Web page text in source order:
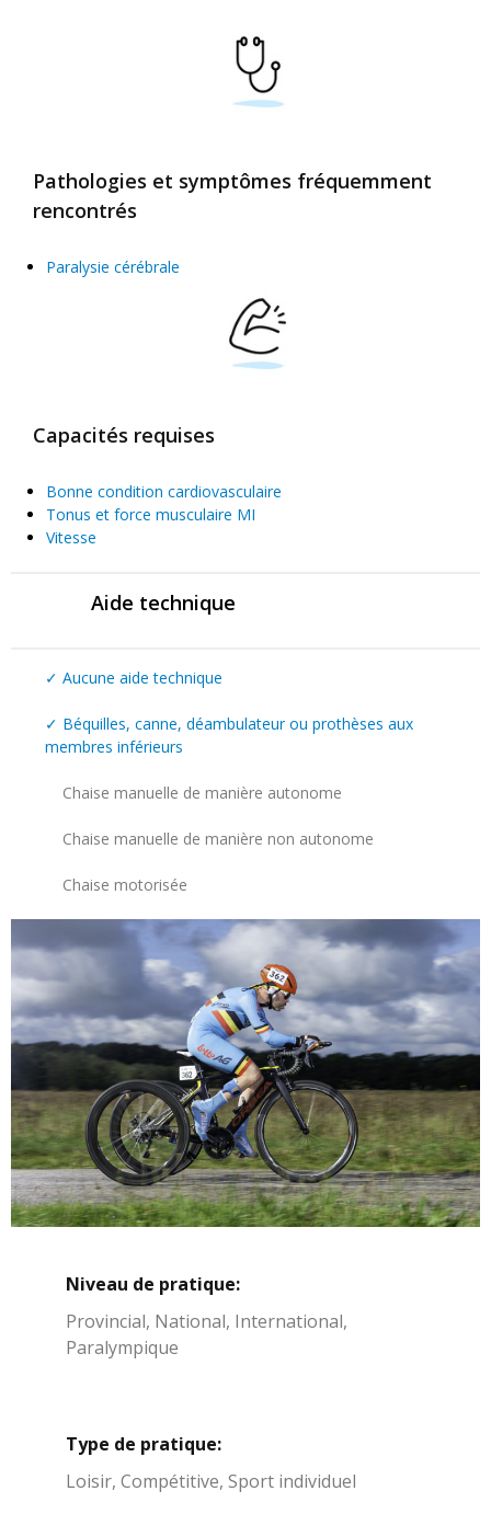
Pathologies et symptômes fréquemment
rencontrés
Paralysie cérébrale
Capacités requises
Bonne condition cardiovasculaire
Tonus et force musculaire MI
Vitesse
Aide technique
✓ Aucune aide technique
✓ Béquilles, canne, déambulateur ou prothèses aux
membres inférieurs
Chaise manuelle de manière autonome
Chaise manuelle de manière non autonome
Chaise motorisée
Niveau de pratique:
Provincial, National, International,
Paralympique
Type de pratique:
Loisir, Compétitive, Sport individuel